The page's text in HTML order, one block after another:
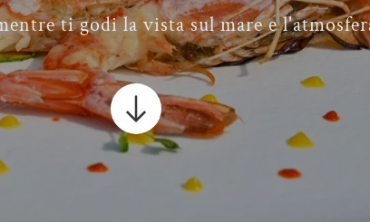
ti godi la vista sul mare e